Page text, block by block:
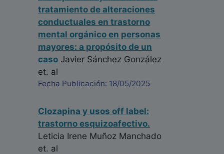
tratamiento de alteraciones
conductuales en trastorno
mental orgánico en personas
mayores: a propósito de un
caso Javier Sánchez González
et. al
Fecha Publicación: 18/05/2025
Clozapina y usos off label:
trastorno esquizoafectivo.
Leticia Irene Muñoz Manchado
et. al